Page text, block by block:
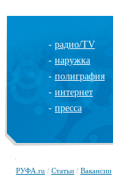
- радио/TV
- наружка
- полиграфия
- интернет
- пресса
РУФА.ru / Статьи / Вакансии